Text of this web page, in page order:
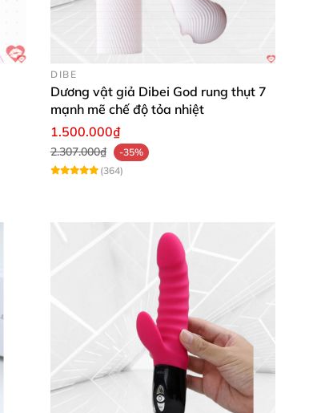
DIBE
Dương vật giả Dibei God rung thụt 7
mạnh mẽ chế độ tỏa nhiệt
1.500.000₫
2.307.000₫
-35%
(364)